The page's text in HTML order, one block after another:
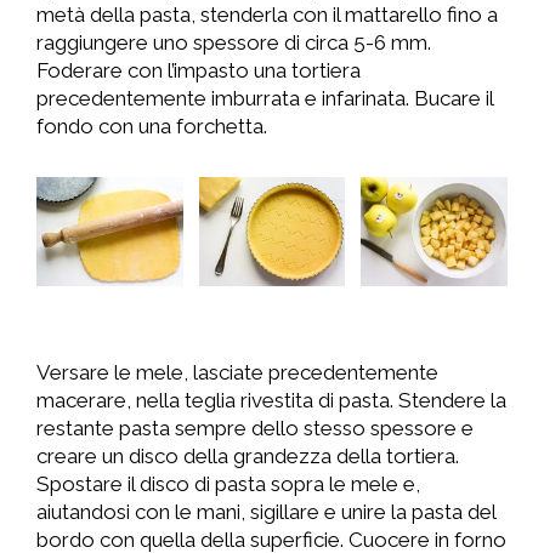
metà della pasta, stenderla con il mattarello fino a
raggiungere uno spessore di circa 5-6 mm.
Foderare con l’impasto una tortiera
precedentemente imburrata e infarinata. Bucare il
fondo con una forchetta.
Versare le mele, lasciate precedentemente
macerare, nella teglia rivestita di pasta. Stendere la
restante pasta sempre dello stesso spessore e
creare un disco della grandezza della tortiera.
Spostare il disco di pasta sopra le mele e,
aiutandosi con le mani, sigillare e unire la pasta del
bordo con quella della superficie. Cuocere in forno